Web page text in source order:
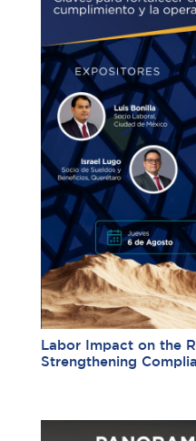
Labor Impact on the
Strengthening